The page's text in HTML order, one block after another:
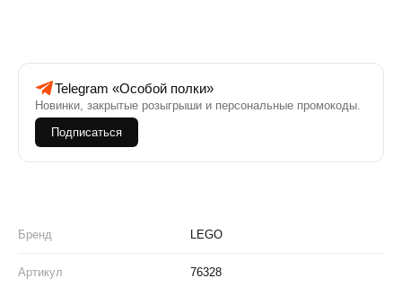
Telegram «Особой полки»
Новинки, закрытые розыгрыши и персональные промокоды.
Подписаться
Бренд LEGO
Артикул 76328